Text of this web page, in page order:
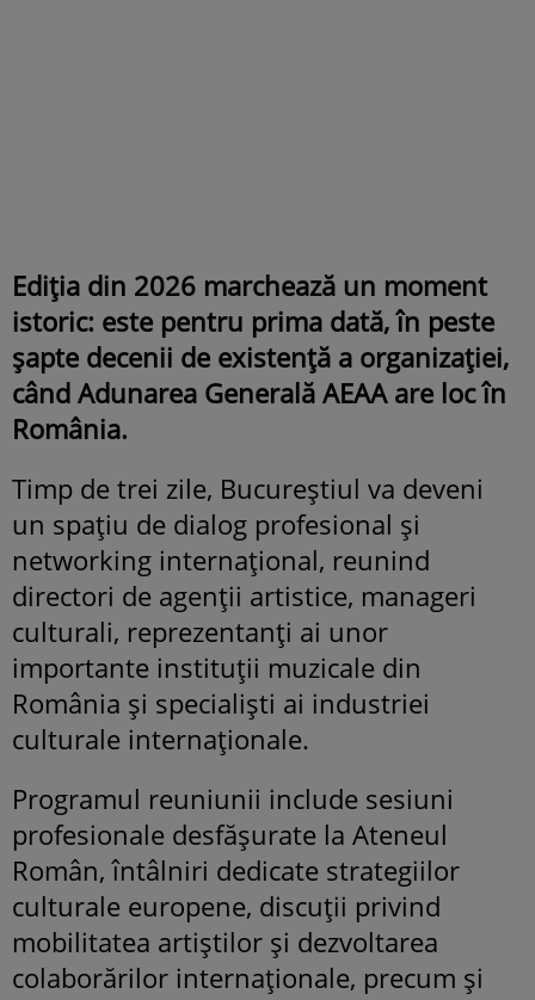
Ediția din 2026 marchează un moment
istoric: este pentru prima dată, în peste
șapte decenii de existență a organizației,
când Adunarea Generală AEAA are loc în
România.
Timp de trei zile, Bucureștiul va deveni
un spațiu de dialog profesional și
networking internațional, reunind
directori de agenții artistice, manageri
culturali, reprezentanți ai unor
importante instituții muzicale din
România și specialiști ai industriei
culturale internaționale.
Programul reuniunii include sesiuni
profesionale desfășurate la Ateneul
Român, întâlniri dedicate strategiilor
culturale europene, discuții privind
mobilitatea artiștilor și dezvoltarea
colaborărilor internaționale, precum și